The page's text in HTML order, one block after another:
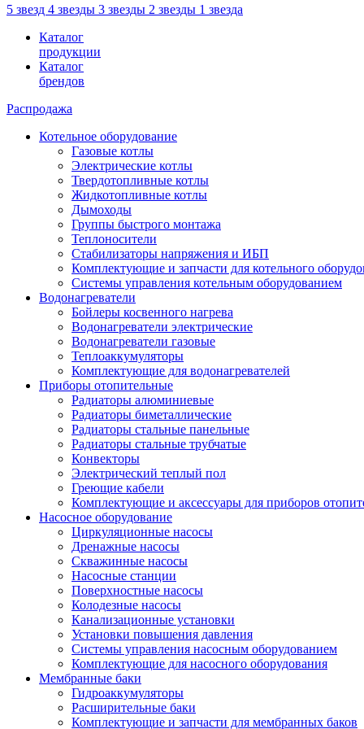
5 звезд 4 звезды 3 звезды 2 звезды 1 звезда
Каталог
продукции
Каталог
брендов
Распродажа
Котельное оборудование
Газовые котлы
Электрические котлы
Твердотопливные котлы
Жидкотопливные котлы
Дымоходы
Группы быстрого монтажа
Теплоносители
Стабилизаторы напряжения и ИБП
Комплектующие и запчасти для котельного
Системы управления котельным оборудованием
Водонагреватели
Бойлеры косвенного нагрева
Водонагреватели электрические
Водонагреватели газовые
Теплоаккумуляторы
Комплектующие для водонагревателей
Приборы отопительные
Радиаторы алюминиевые
Радиаторы биметаллические
Радиаторы стальные панельные
Радиаторы стальные трубчатые
Конвекторы
Электрический теплый пол
Греющие кабели
Комплектующие и аксессуары для приборов
Насосное оборудование
Циркуляционные насосы
Дренажные насосы
Скважинные насосы
Насосные станции
Поверхностные насосы
Колодезные насосы
Канализационные установки
Установки повышения давления
Системы управления насосным оборудованием
Комплектующие для насосного оборудования
Мембранные баки
Гидроаккумуляторы
Расширительные баки
Комплектующие и запчасти для мембранных баков